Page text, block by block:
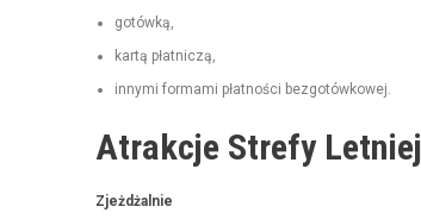
gotówką,
kartą płat­niczą,
inny­mi for­ma­mi płat­noś­ci bezgotówkowej.
Atrakcje Strefy Letniej
Zjeżdżal­nie